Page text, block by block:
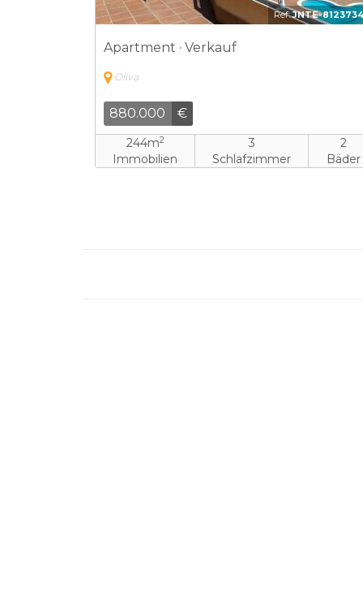
Ref:JNTE-8123734
Apartment · Verkauf
Oliva
880.000 €
244m2
Immobilien
3
Schlafzimmer
2
Bäder